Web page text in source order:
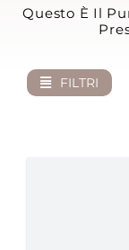
MY
ENGLISH
Questo È Il
FILTRI